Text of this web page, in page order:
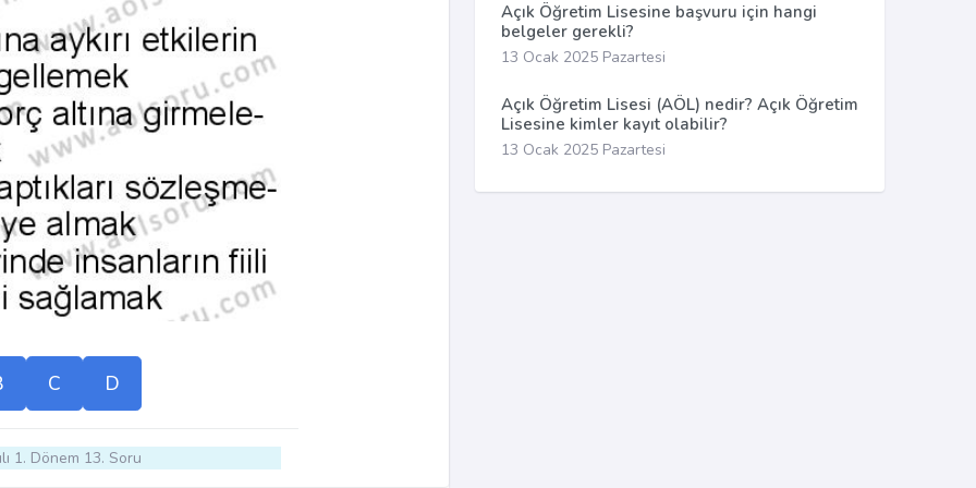
C D
1. Dönem 13. Soru
Açık Öğretim Lisesine başvuru için hangi
belgeler gerekli?
13 Ocak 2025 Pazartesi
Açık Öğretim Lisesi (AÖL) nedir? Açık Öğretim
Lisesine kimler kayıt olabilir?
13 Ocak 2025 Pazartesi